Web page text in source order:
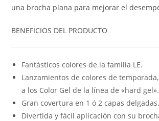
una brocha plana para mejorar el
BENEFICIOS DEL PRODUCTO
Fantásticos colores de la familia LE.
Lanzamientos de colores de
a los Color Gel de la línea de «hard gel».
Gran covertura en 1 ó 2 capas delgadas.
Divertida y fácil aplicación con su